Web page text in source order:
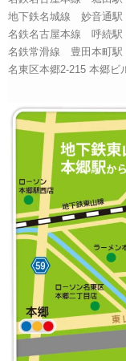
地下鉄名城線 妙音通
名鉄名古屋本線 呼続
名鉄常滑線 豊田本町駅
名東区本郷2-215 本郷ビ